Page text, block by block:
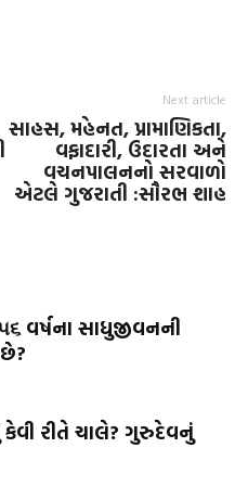
Next article
સાહસ, મહેનત, પ્રામાણિકતા,
વફાદારી, ઉદારતા અને
વચનપાલનનો સરવાળો
એટલે ગુજરાતી :સૌરભ શાહ
વર્ષના સાધુજીવનની
રીતે ચાલે? ગુરુદેવનું